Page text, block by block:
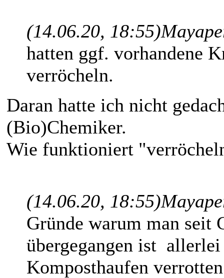
(14.06.20, 18:55)
hatten ggf. vorhandene
verröcheln.
Daran hatte ich nicht
(Bio)Chemiker.
Wie funktioniert
(14.06.20, 18:55)
Gründe warum man seit
übergegangen ist
Komposthaufen